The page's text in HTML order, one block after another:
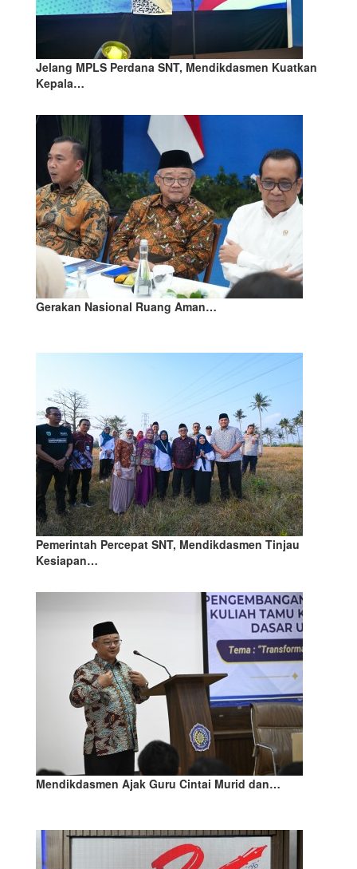
Jelang MPLS Perdana SNT, Mendikdasmen Kuatkan
Kepala…
Gerakan Nasional Ruang Aman…
Pemerintah Percepat SNT, Mendikdasmen Tinjau
Kesiapan…
Mendikdasmen Ajak Guru Cintai Murid dan…